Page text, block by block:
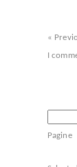
«
I
per:
Pagine